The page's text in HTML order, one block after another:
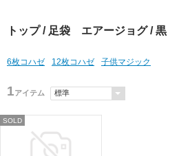
トップ/ 足袋 エアージョグ/ 黒
6枚コハゼ 12枚コハゼ 子供マジック
1アイテム
SOLD